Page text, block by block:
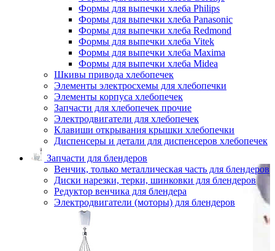
Формы для выпечки хлеба Philips
Формы для выпечки хлеба Panasonic
Формы для выпечки хлеба Redmond
Формы для выпечки хлеба Vitek
Формы для выпечки хлеба Maxima
Формы для выпечки хлеба Midea
Шкивы привода хлебопечек
Элементы электросхемы для хлебопечки
Элементы корпуса хлебопечек
Запчасти для хлебопечек прочие
Электродвигатели для хлебопечек
Клавиши открывания крышки хлебопечки
Диспенсеры и детали для диспенсеров хлебопечек
Запчасти для блендеров
Венчик, только металлическая часть для блендеров
Диски нарезки, терки, шинковки для блендеров
Редуктор венчика для блендера
Электродвигатели (моторы) для блендеров